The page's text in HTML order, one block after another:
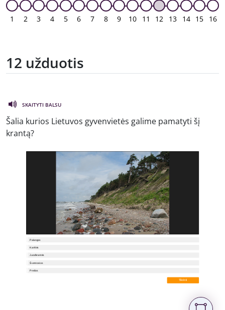
1 2 3 4 5 6 7 8 9 10 11 12 13 14 15 16
12 užduotis
SKAITYTI BALSU
Šalia kurios Lietuvos gyvenvietės galime pamatyti šį
krantą?